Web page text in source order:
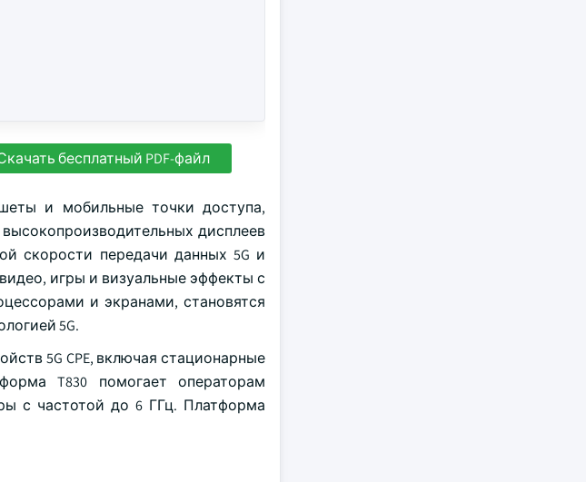
бесплатный PDF-файл
и мобильные точки доступа,
дисплеев
скорости передачи данных 5G и
игры и визуальные эффекты с
и экранами, становятся
5G.
5G CPE, включая стационарные
T830 помогает операторам
с частотой до 6 ГГц. Платформа